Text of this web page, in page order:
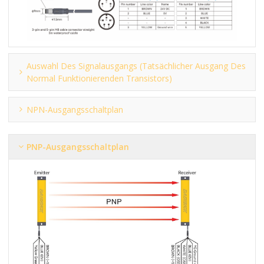
Auswahl Des Signalausgangs (tatsächlicher Ausgang Des
Normal Funktionierenden Transistors)
NPN-Ausgangsschaltplan
PNP-Ausgangsschaltplan